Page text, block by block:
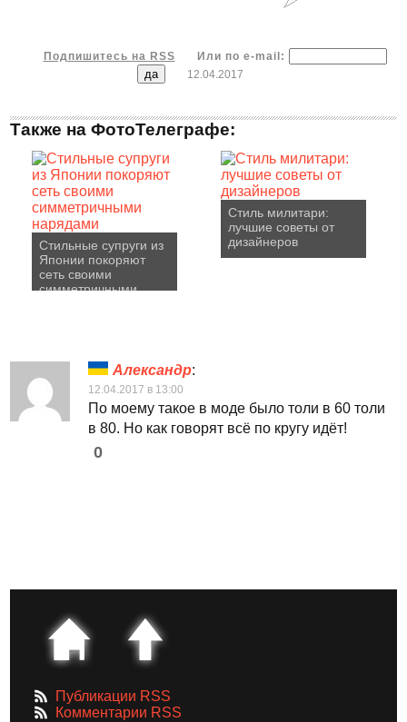
Подпишитесь на RSS
Или по e-mail:
12.04.2017
Также на ФотоТелеграфе:
Стильные супруги из
Японии покоряют
сеть своими
симметричными
Стиль милитари:
лучшие советы от
дизайнеров
Александр:
12.04.2017 в 13:00
По моему такое в моде было толи в 60 толи
в 80. Но как говорят всё по кругу идёт!
0
Публикации RSS
Комментарии RSS